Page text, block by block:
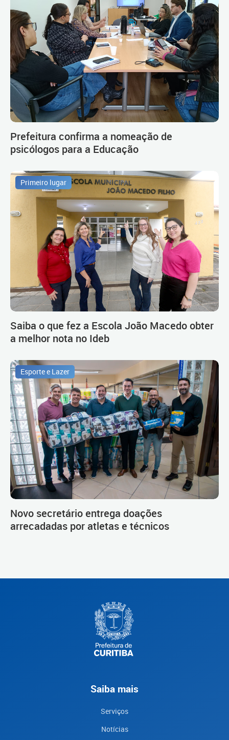
Prefeitura confirma a nomeação de
psicólogos para a Educação
Primeiro lugar
Saiba o que fez a Escola João Macedo obter
a melhor nota no Ideb
Esporte e Lazer
Novo secretário entrega doações
arrecadadas por atletas e técnicos
Saiba mais
Serviços
Notícias